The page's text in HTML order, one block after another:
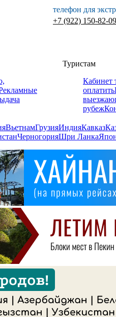
телефон для
+7 (922) 150-82-09
Туристам
Кабинет
оплатить
рубеж
ВьетнамГрузияИндияКавказ
ЧерногорияШри Ланка